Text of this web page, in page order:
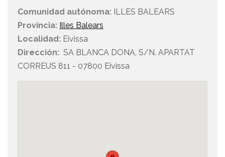
Comunidad autónoma: ILLES BALEARS
Provincia: Illes Balears
Localidad: Eivissa
Dirección: SA BLANCA DONA, S/N. APARTAT
CORREUS 811 - 07800 Eivissa